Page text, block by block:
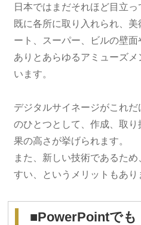
日本ではまだそれほど目立
既に各所に取り入れられ、
ート、スーパー、ビルの壁
ありとあらゆるアミューズ
います。
デジタルサイネージがこれ
のひとつとして、作成、取
果の高さが挙げられます。
また、新しい技術であるた
すい、というメリットもあり
■PowerPointでも